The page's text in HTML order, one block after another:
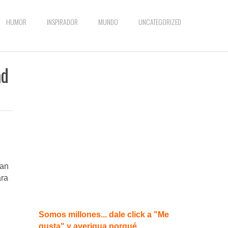
HUMOR INSPIRADOR MUNDO UNCATEGORIZED
Somos millones... dale click a "Me
gusta" y averigua porqué